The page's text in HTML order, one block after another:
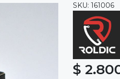
SKU: 161006
$